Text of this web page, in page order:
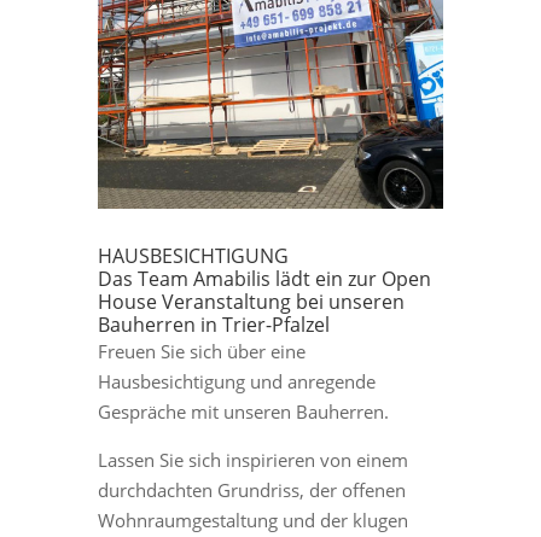
HAUSBESICHTIGUNG
Das Team Amabilis lädt ein zur Open
House Veranstaltung bei unseren
Bauherren in Trier-Pfalzel
Freuen Sie sich über eine
Hausbesichtigung und anregende
Gespräche mit unseren Bauherren.
Lassen Sie sich inspirieren von einem
durchdachten Grundriss, der offenen
Wohnraumgestaltung und der klugen